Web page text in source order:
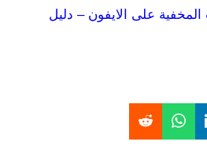
المخفية على الايفون – دليل